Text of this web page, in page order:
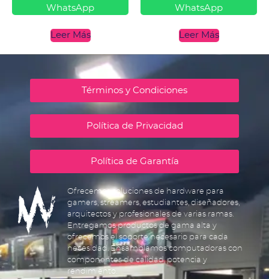
WhatsApp
Leer Más
WhatsApp
Leer Más
Términos y Condiciones
Política de Privacidad
Política de Garantía
Ofrecemos soluciones de hardware para
gamers, streamers, estudiantes, diseñadores,
arquitectos y profesionales de varias ramas.
Entregamos productos de gama alta y
ofrecemos el soporte necesario para cada
necesidad. Ensamblamos computadoras con
componentes de calidad, potencia y
rendimiento.